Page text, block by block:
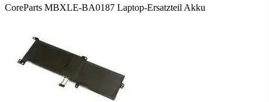
CoreParts MBXLE-BA0187 Laptop-Ersatzteil Akku